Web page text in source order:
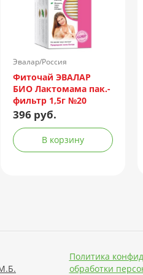
Эвалар/Россия
Фиточай ЭВАЛАР
БИО Лактомама пак.-
фильтр 1,5г №20
396 руб.
В корзину
Политика
обработки